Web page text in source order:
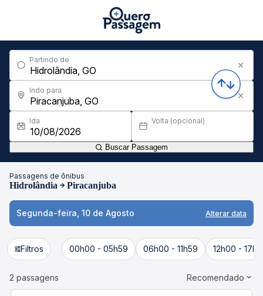
Partindo de
Indo para
Ida Volta (opcional)
Buscar Passagem
Passagens de ônibus
Hidrolândia Piracanjuba
Segunda-feira, 10 de Agosto Alterar data
Filtros 00h00 - 05h59 06h00 - 11h59 12h00 -
2 passagens Recomendado